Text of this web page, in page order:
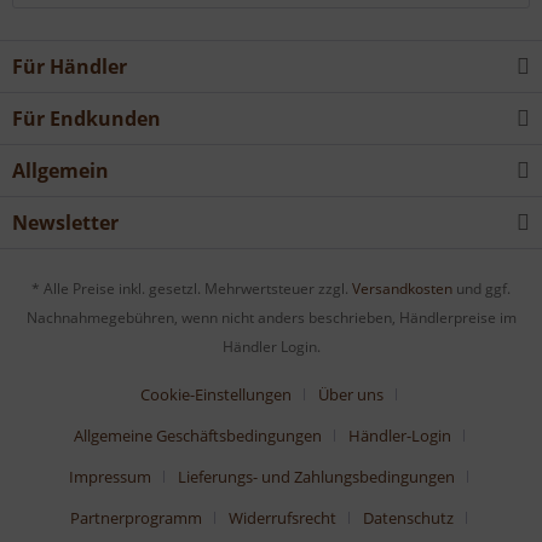
Für Händler
Für Endkunden
Allgemein
Newsletter
* Alle Preise inkl. gesetzl. Mehrwertsteuer zzgl. Versandkosten und ggf.
Nachnahmegebühren, wenn nicht anders beschrieben, Händlerpreise im
Händler Login.
Cookie-Einstellungen
Über uns
Allgemeine Geschäftsbedingungen
Händler-Login
Impressum
Lieferungs- und Zahlungsbedingungen
Partnerprogramm
Widerrufsrecht Datenschutz